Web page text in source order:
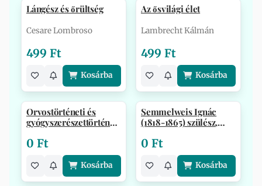
Lángész és őrültség
Cesare Lombroso
499 Ft
Kosárba
Az ősvilági élet
Lambrecht Kálmán
499 Ft
Kosárba
Orvostörténeti és
gyógyszerészettörténeti
0 Ft
Kosárba
Semmelweis Ignác
(1818-1865) szülész,
0 Ft
Kosárba